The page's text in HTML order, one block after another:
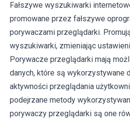
Fałszywe wyszukiwarki
promowane przez fałszywe
porywaczami przeglądarki.
wyszukiwarki, zmieniając
Porywacze przeglądarki mają
danych, które są wykorzystywane
aktywności przeglądania
podejrzane metody
porywaczy przeglądarki są one